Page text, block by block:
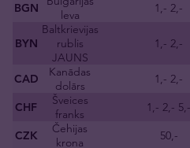
BGN
leva
1,- 2,-
BYN
Baltkrievijas
rublis
JAUNS
1,- 2,-
CAD
Kanādas
dolārs
1,- 2,-
CHF
Šveices
franks
1,- 2,- 5,-
CZK
Čehijas
krona
50,-